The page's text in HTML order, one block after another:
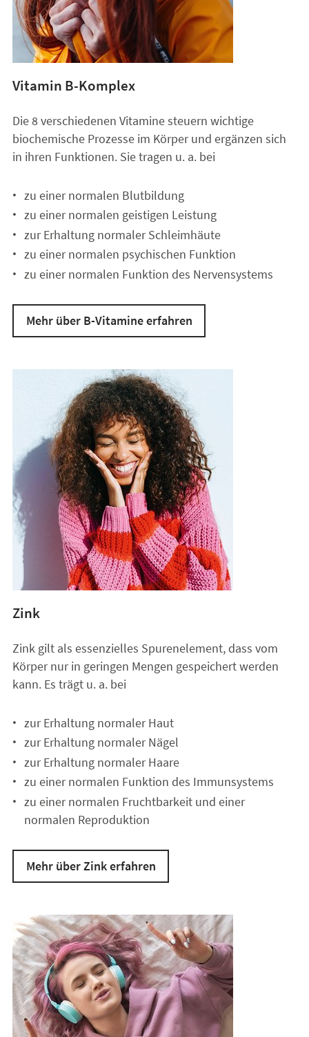
Vitamin B-Komplex
Die 8 verschiedenen Vitamine steuern wichtige
biochemische Prozesse im Körper und ergänzen sich
in ihren Funktionen. Sie tragen u. a. bei
zu einer normalen Blutbildung
zu einer normalen geistigen Leistung
zur Erhaltung normaler Schleimhäute
zu einer normalen psychischen Funktion
zu einer normalen Funktion des Nervensystems
Mehr über B-Vitamine erfahren
Zink
Zink gilt als essenzielles Spurenelement, dass vom
Körper nur in geringen Mengen gespeichert werden
kann. Es trägt u. a. bei
zur Erhaltung normaler Haut
zur Erhaltung normaler Nägel
zur Erhaltung normaler Haare
zu einer normalen Funktion des Immunsystems
zu einer normalen Fruchtbarkeit und einer
normalen Reproduktion
Mehr über Zink erfahren